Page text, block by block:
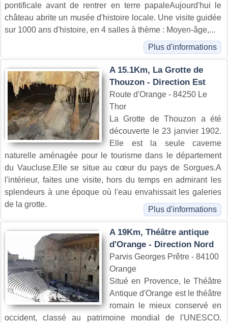
pontificale avant de rentrer en terre papaleAujourd'hui le
château abrite un musée d'histoire locale. Une visite guidée
sur 1000 ans d'histoire, en 4 salles à thème : Moyen-âge,...
Plus d'informations
A 15.1Km, La Grotte de
Thouzon - Direction Est
Route d'Orange - 84250 Le
Thor
La Grotte de Thouzon a été
découverte le 23 janvier 1902.
Elle est la seule caverne
naturelle aménagée pour le tourisme dans le département
du Vaucluse.Elle se situe au cœur du pays de Sorgues.A
l'intérieur, faites une visite, hors du temps en admirant les
splendeurs à une époque où l'eau envahissait les galeries
de la grotte.
Plus d'informations
A 19Km, Théâtre antique
d'Orange - Direction Nord
Parvis Georges Prêtre - 84100
Orange
Situé en Provence, le Théâtre
Antique d'Orange est le théâtre
romain le mieux conservé en
occident, classé au patrimoine mondial de l'UNESCO.